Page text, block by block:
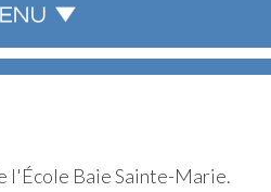
l'École Baie Sainte-Marie.